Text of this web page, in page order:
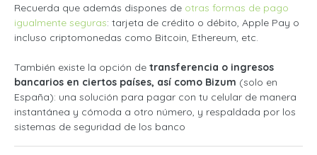
Recuerda que además dispones de otras formas de pago
igualmente seguras: tarjeta de crédito o débito, Apple Pay o
incluso criptomonedas como Bitcoin, Ethereum, etc.
También existe la opción de transferencia o ingresos
bancarios en ciertos países, así como Bizum (solo en
España): una solución para pagar con tu celular de manera
instantánea y cómoda a otro número, y respaldada por los
sistemas de seguridad de los banco